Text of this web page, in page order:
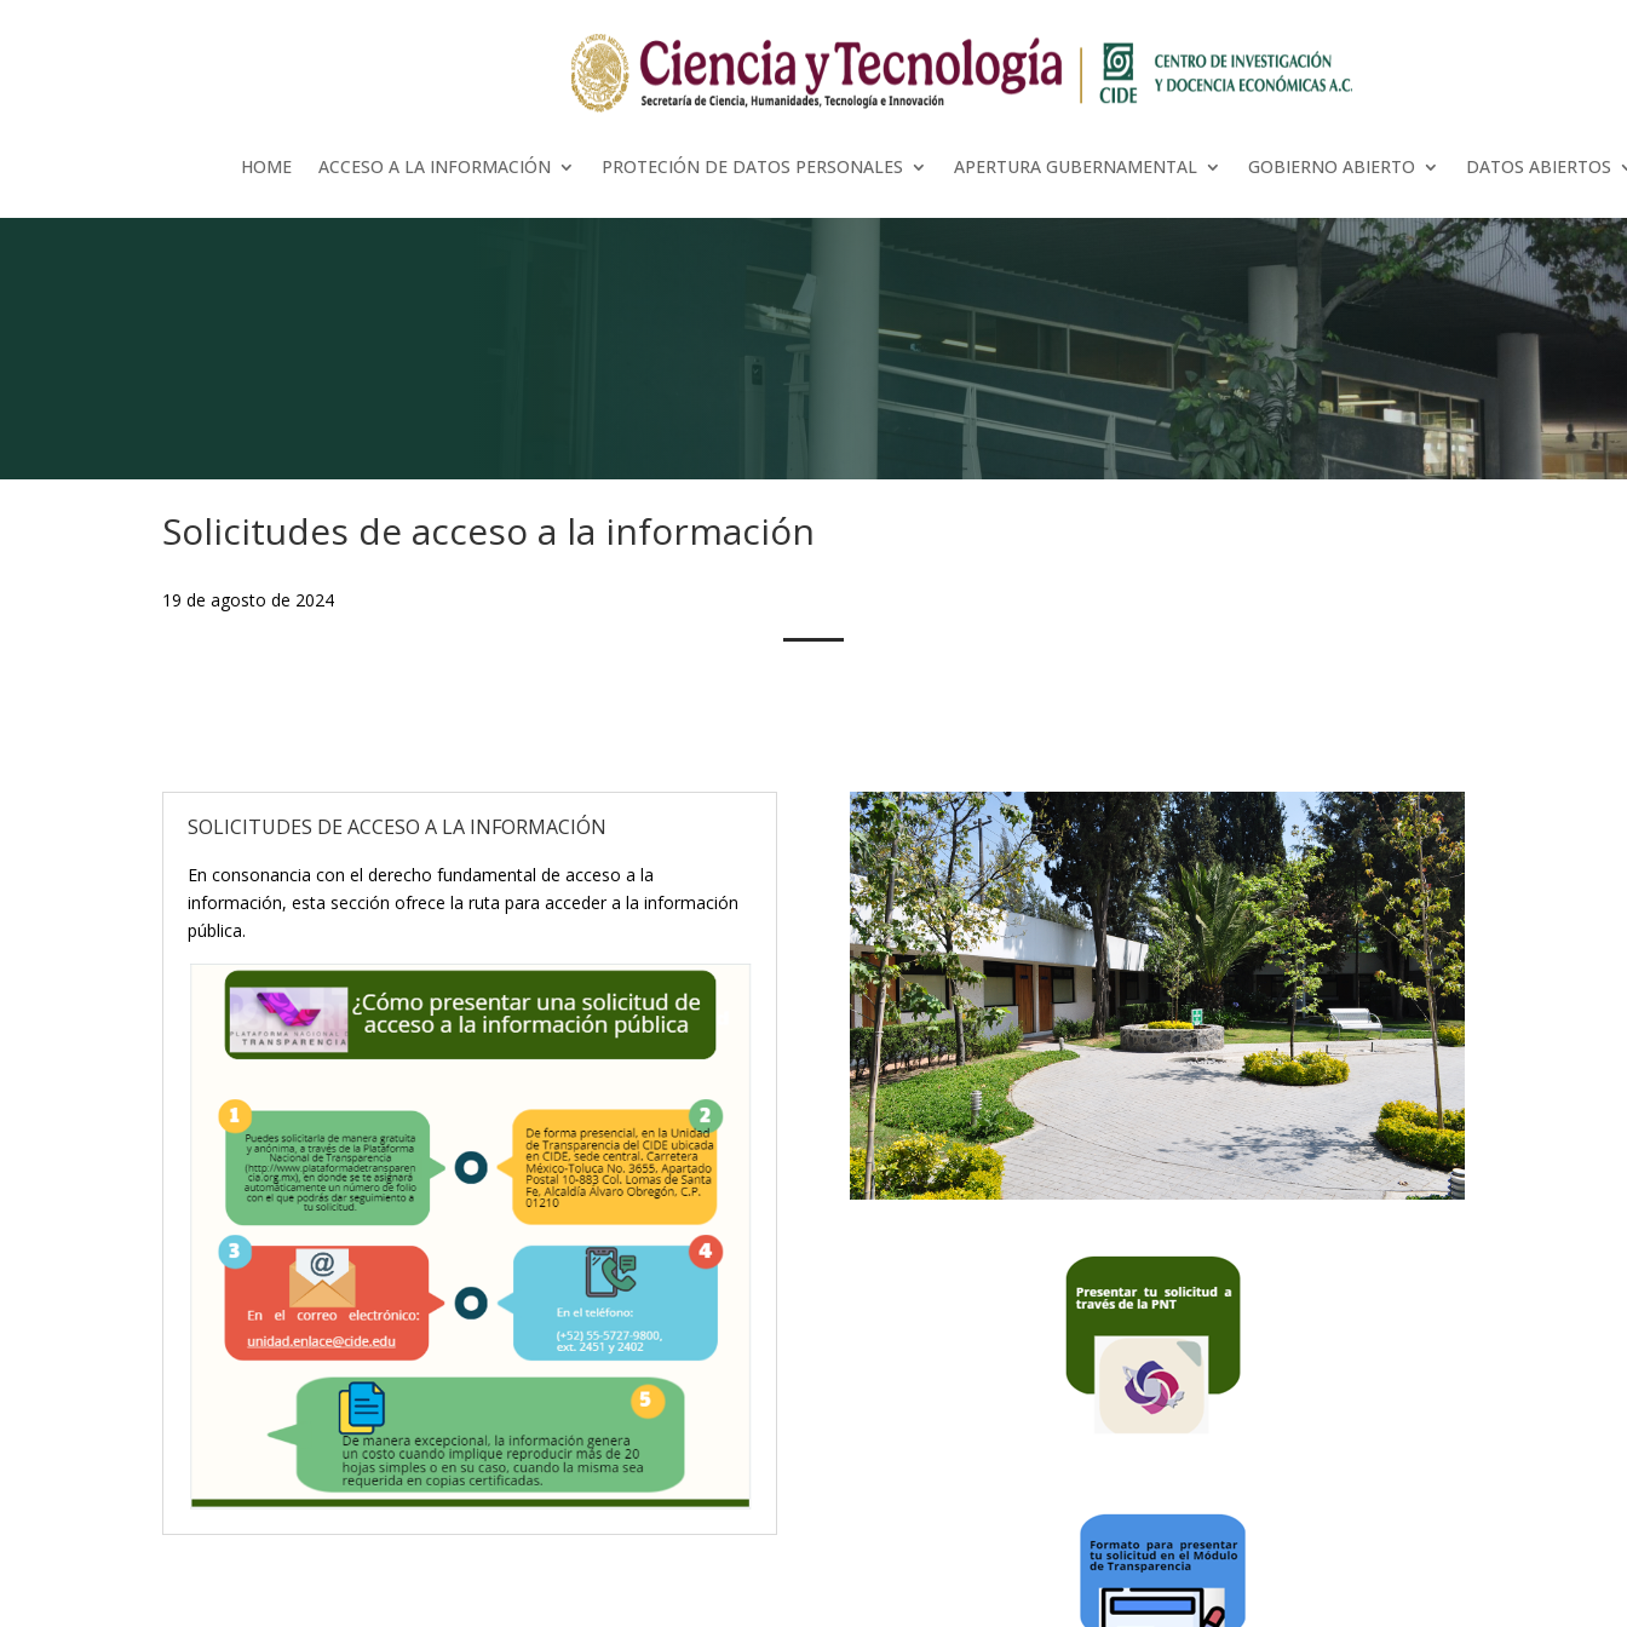
HOME ACCESO A LA INFORMACIÓN PROTECIÓN DE DATOS PERSONALES APERTURA GUBERNAMENTAL GOBIERNO ABIERTO DATOS ABIERTOS
Solicitudes de acceso a la información
19 de agosto de 2024
SOLICITUDES DE ACCESO A LA INFORMACIÓN
En consonancia con el derecho fundamental de acceso a la
información, esta sección ofrece la ruta para acceder a la información
pública.